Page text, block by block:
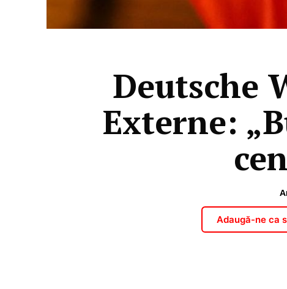
Deutsche
Externe:
Adaugă-ne ca